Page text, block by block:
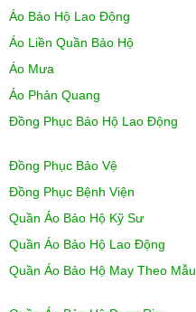
Áo Bảo Hộ Lao Động
Áo Liền Quần Bảo Hộ
Áo Mưa
Áo Phản Quang
Đồng Phục Bảo Hộ Lao Động
Đồng Phục Bảo Vệ
Đồng Phục Bệnh Viện
Quần Áo Bảo Hộ Kỹ Sư
Quần Áo Bảo Hộ Lao Động
Quần Áo Bảo Hộ May Theo Mẫu